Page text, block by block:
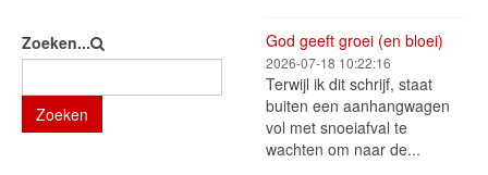
Zoeken...
Zoeken
God geeft groei (en bloei)
2026-07-18 10:22:16
Terwijl ik dit schrijf, staat
buiten een aanhangwagen
vol met snoeiafval te
wachten om naar de...